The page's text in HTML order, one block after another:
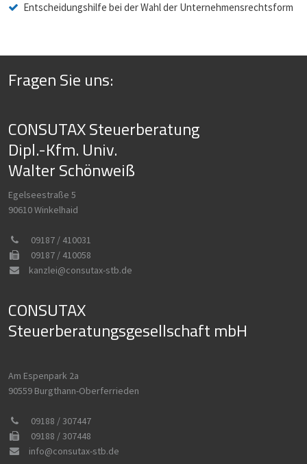
Entscheidungshilfe bei der Wahl der Unternehmensrechtsform
Fragen Sie uns:
CONSUTAX Steuerberatung
Dipl.-Kfm. Univ.
Walter Schönweiß
Egelseestraße 5
90610 Winkelhaid
09187 / 410031
09187 / 410058
kanzlei@consutax-stb.de
CONSUTAX
Steuerberatungs­gesellschaft mbH
Am Espenpark 2a
90559 Burgthann-Oberferrieden
09188 / 307447
09188 / 307448
info@consutax-stb.de